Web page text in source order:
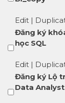
Edit |
Đăng ký
học SQL
Edit |
Đăng ký Lộ
Data Analyst